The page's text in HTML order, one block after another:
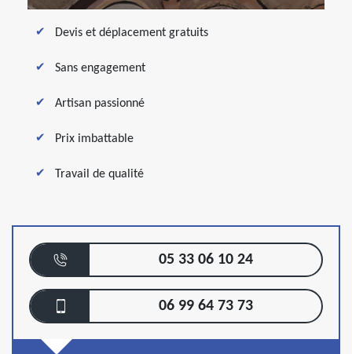
Devis et déplacement gratuits
Sans engagement
Artisan passionné
Prix imbattable
Travail de qualité
05 33 06 10 24
06 99 64 73 73